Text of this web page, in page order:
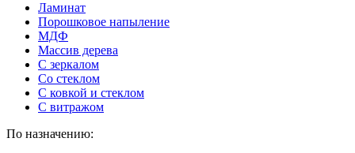
Ламинат
Порошковое напыление
МДФ
Массив дерева
С зеркалом
Со стеклом
С ковкой и стеклом
С витражом
По назначению: